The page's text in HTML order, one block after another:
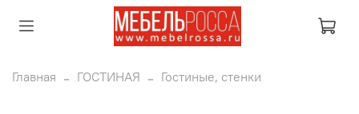
Главная ГОСТИНАЯ Гостиные, стенки